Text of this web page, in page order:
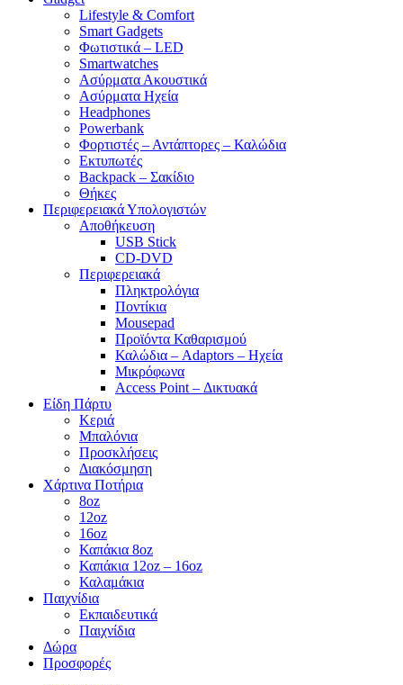
Lifestyle & Comfort
Smart Gadgets
Φωτιστικά – LED
Smartwatches
Ασύρματα Ακουστικά
Ασύρματα Ηχεία
Headphones
Powerbank
Φορτιστές – Αντάπτορες – Καλώδια
Εκτυπωτές
Backpack – Σακίδιο
Θήκες
Περιφερειακά Υπολογιστών
Αποθήκευση
USB Stick
CD-DVD
Περιφερειακά
Πληκτρολόγια
Ποντίκια
Mousepad
Προϊόντα Καθαρισμού
Καλώδια – Adaptors – Ηχεία
Μικρόφωνα
Access Point – Δικτυακά
Είδη Πάρτυ
Κεριά
Μπαλόνια
Προσκλήσεις
Διακόσμηση
Χάρτινα Ποτήρια
8oz
12oz
16oz
Καπάκια 8oz
Καπάκια 12oz – 16oz
Καλαμάκια
Παιχνίδια
Εκπαιδευτικά
Παιχνίδια
Δώρα
Προσφορές